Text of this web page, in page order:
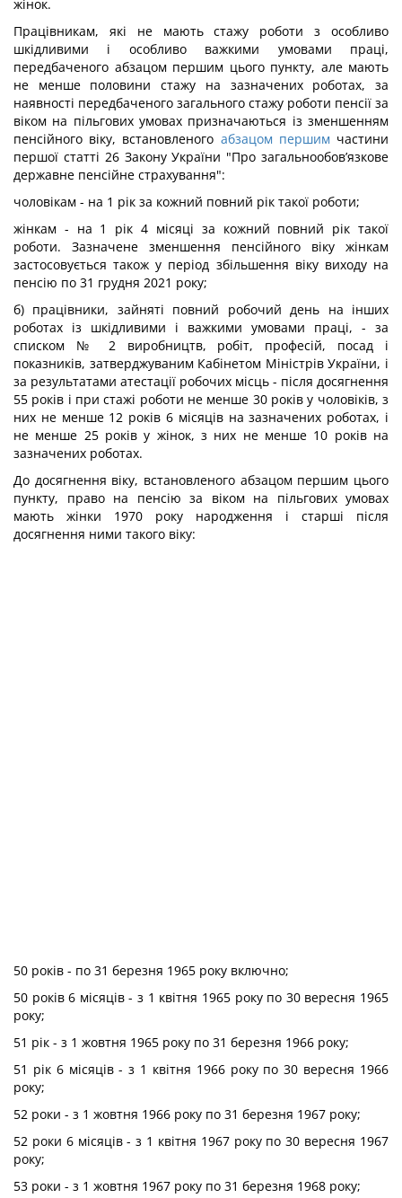
жінок.
Працівникам, які не мають стажу роботи з особливо
шкідливими і особливо важкими умовами праці,
передбаченого абзацом першим цього пункту, але мають
не менше половини стажу на зазначених роботах, за
наявності передбаченого загального стажу роботи пенсії за
віком на пільгових умовах призначаються із зменшенням
пенсійного віку, встановленого абзацом першим частини
першої статті 26 Закону України "Про загальнообов’язкове
державне пенсійне страхування":
чоловікам - на 1 рік за кожний повний рік такої роботи;
жінкам - на 1 рік 4 місяці за кожний повний рік такої
роботи. Зазначене зменшення пенсійного віку жінкам
застосовується також у період збільшення віку виходу на
пенсію по 31 грудня 2021 року;
б) працівники, зайняті повний робочий день на інших
роботах із шкідливими і важкими умовами праці, - за
списком № 2 виробництв, робіт, професій, посад і
показників, затверджуваним Кабінетом Міністрів України, і
за результатами атестації робочих місць - після досягнення
55 років і при стажі роботи не менше 30 років у чоловіків, з
них не менше 12 років 6 місяців на зазначених роботах, і
не менше 25 років у жінок, з них не менше 10 років на
зазначених роботах.
До досягнення віку, встановленого абзацом першим цього
пункту, право на пенсію за віком на пільгових умовах
мають жінки 1970 року народження і старші після
досягнення ними такого віку:
50 років - по 31 березня 1965 року включно;
50 років 6 місяців - з 1 квітня 1965 року по 30 вересня 1965
року;
51 рік - з 1 жовтня 1965 року по 31 березня 1966 року;
51 рік 6 місяців - з 1 квітня 1966 року по 30 вересня 1966
року;
52 роки - з 1 жовтня 1966 року по 31 березня 1967 року;
52 роки 6 місяців - з 1 квітня 1967 року по 30 вересня 1967
року;
53 роки - з 1 жовтня 1967 року по 31 березня 1968 року;